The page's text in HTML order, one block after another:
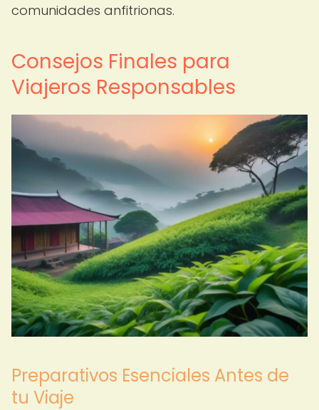
comunidades anfitrionas.
Consejos Finales para
Viajeros Responsables
Preparativos Esenciales Antes de
tu Viaje